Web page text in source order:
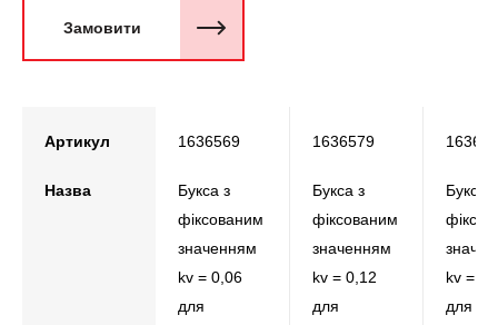
Замовити
Артикул 1636569 1636579
Назва
Букса з
фіксованим
значенням
kv = 0,06
для
Букса з
фіксованим
значенням
kv = 0,12
для
Букса з
kv =
для